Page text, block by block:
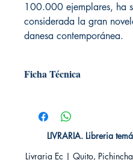
100.000 ejemplares, ha
considerada la gran
danesa contemporánea.
Ficha Técnica
Editorial: Nocturna ediciones
Idioma: Castellano
Encuadernación: Tapa blanda
LIVRARIA. Libreria
Livraria Ec | Quito,